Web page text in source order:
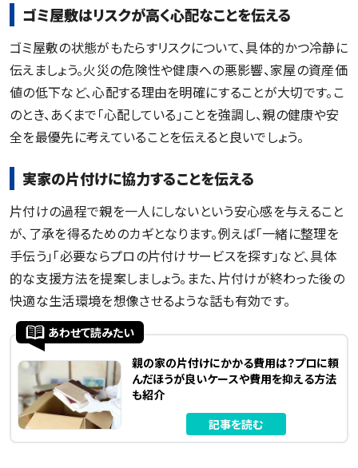
ゴミ屋敷はリスクが高く心配なことを伝える
ゴミ屋敷の状態がもたらすリスクについて、具体的かつ冷静に
伝えましょう。火災の危険性や健康への悪影響、家屋の資産価
値の低下など、心配する理由を明確にすることが大切です。こ
のとき、あくまで「心配している」ことを強調し、親の健康や安
全を最優先に考えていることを伝えると良いでしょう。
実家の片付けに協力することを伝える
片付けの過程で親を一人にしないという安心感を与えること
が、了承を得るためのカギとなります。例えば「一緒に整理を
手伝う」「必要ならプロの片付けサービスを探す」など、具体
的な支援方法を提案しましょう。また、片付けが終わった後の
快適な生活環境を想像させるような話も有効です。
あわせて読みたい
親の家の片付けにかかる費用は？プロに頼
んだほうが良いケースや費用を抑える方法
も紹介
記事を読む